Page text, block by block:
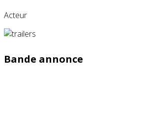
Acteur
Bande annonce